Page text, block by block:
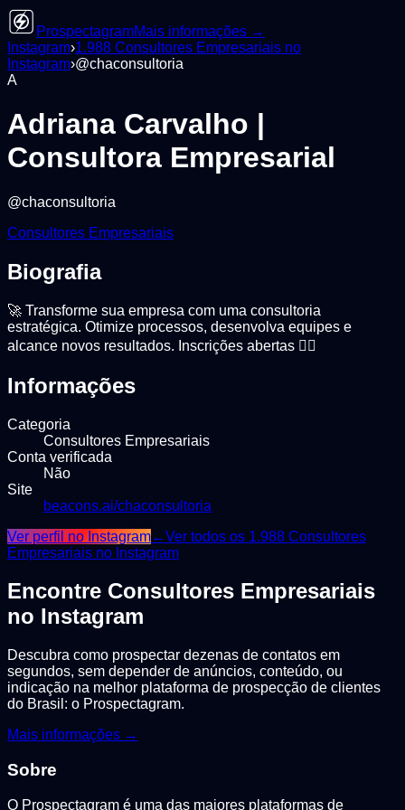
ProspectagramMais informações →
Instagram›1.988 Consultores Empresariais no
Instagram›@chaconsultoria
A
Adriana Carvalho |
Consultora Empresarial
@chaconsultoria
Consultores Empresariais
Biografia
🚀 Transforme sua empresa com uma consultoria
estratégica. Otimize processos, desenvolva equipes e
alcance novos resultados. Inscrições abertas 👇🏼
Informações
Categoria
Consultores Empresariais
Conta verificada
Não
Site
beacons.ai/chaconsultoria
Ver perfil no Instagram←Ver todos os 1.988 Consultores
Empresariais no Instagram
Encontre Consultores Empresariais
no Instagram
Descubra como prospectar dezenas de contatos em
segundos, sem depender de anúncios, conteúdo, ou
indicação na melhor plataforma de prospecção de clientes
do Brasil: o Prospectagram.
Mais informações →
Sobre
O Prospectagram é uma das maiores plataformas de